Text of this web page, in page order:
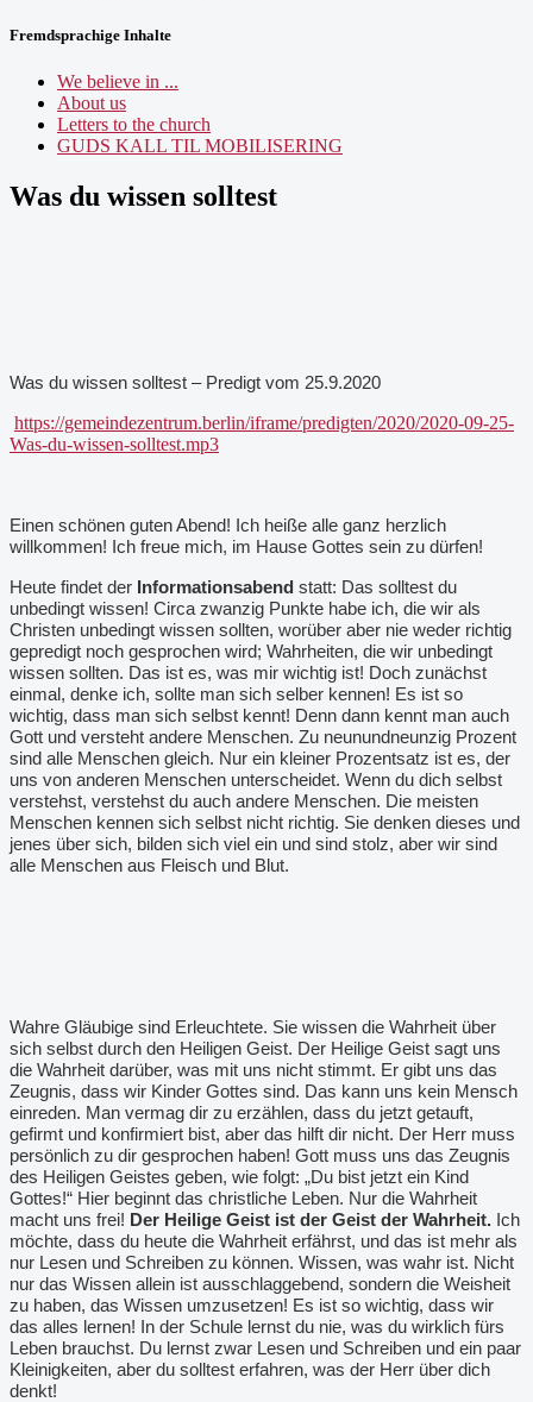
Fremdsprachige Inhalte
We believe in ...
About us
Letters to the church
GUDS KALL TIL MOBILISERING
Was du wissen solltest
Was du wissen solltest – Predigt vom 25.9.2020
https://gemeindezentrum.berlin/iframe/predigten/2020/2020-09-25-
Was-du-wissen-solltest.mp3
Einen schönen guten Abend! Ich heiße alle ganz herzlich
willkommen! Ich freue mich, im Hause Gottes sein zu dürfen!
Heute findet der Informationsabend statt: Das solltest du
unbedingt wissen! Circa zwanzig Punkte habe ich, die wir als
Christen unbedingt wissen sollten, worüber aber nie weder richtig
gepredigt noch gesprochen wird; Wahrheiten, die wir unbedingt
wissen sollten. Das ist es, was mir wichtig ist! Doch zunächst
einmal, denke ich, sollte man sich selber kennen! Es ist so
wichtig, dass man sich selbst kennt! Denn dann kennt man auch
Gott und versteht andere Menschen. Zu neunundneunzig Prozent
sind alle Menschen gleich. Nur ein kleiner Prozentsatz ist es, der
uns von anderen Menschen unterscheidet. Wenn du dich selbst
verstehst, verstehst du auch andere Menschen. Die meisten
Menschen kennen sich selbst nicht richtig. Sie denken dieses und
jenes über sich, bilden sich viel ein und sind stolz, aber wir sind
alle Menschen aus Fleisch und Blut.
Wahre Gläubige sind Erleuchtete. Sie wissen die Wahrheit über
sich selbst durch den Heiligen Geist. Der Heilige Geist sagt uns
die Wahrheit darüber, was mit uns nicht stimmt. Er gibt uns das
Zeugnis, dass wir Kinder Gottes sind. Das kann uns kein Mensch
einreden. Man vermag dir zu erzählen, dass du jetzt getauft,
gefirmt und konfirmiert bist, aber das hilft dir nicht. Der Herr muss
persönlich zu dir gesprochen haben! Gott muss uns das Zeugnis
des Heiligen Geistes geben, wie folgt: „Du bist jetzt ein Kind
Gottes!“ Hier beginnt das christliche Leben. Nur die Wahrheit
macht uns frei! Der Heilige Geist ist der Geist der Wahrheit. Ich
möchte, dass du heute die Wahrheit erfährst, und das ist mehr als
nur Lesen und Schreiben zu können. Wissen, was wahr ist. Nicht
nur das Wissen allein ist ausschlaggebend, sondern die Weisheit
zu haben, das Wissen umzusetzen! Es ist so wichtig, dass wir
das alles lernen! In der Schule lernst du nie, was du wirklich fürs
Leben brauchst. Du lernst zwar Lesen und Schreiben und ein paar
Kleinigkeiten, aber du solltest erfahren, was der Herr über dich
denkt!